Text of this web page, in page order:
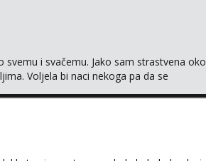
i svačemu. Jako sam strastvena oko
Voljela bi naci nekoga pa da se